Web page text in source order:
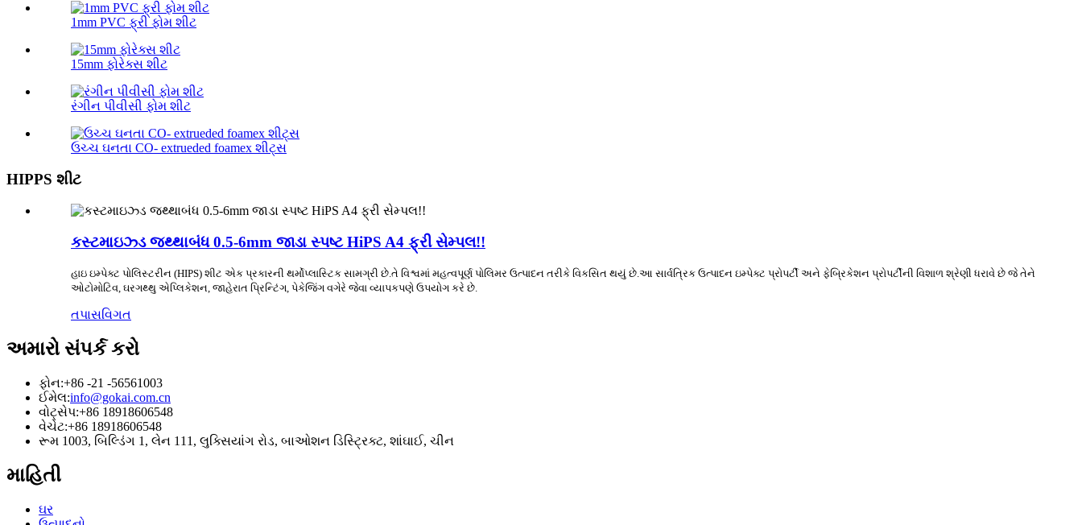
1mm PVC ફ્રી ફોમ શીટ
15mm ફોરેક્સ શીટ
રંગીન પીવીસી ફોમ શીટ
ઉચ્ચ ઘનતા CO- extrueded foamex શીટ્સ
HIPPS શીટ
કસ્ટમાઇઝ્ડ જથ્થાબંધ 0.5-6mm જાડા સ્પષ્ટ HiPS A4 ફ્રી સેમ્પલ!!
હાઇ ઇમ્પેક્ટ પોલિસ્ટરીન (HIPS) શીટ એક પ્રકારની થર્મોપ્લાસ્ટિક સામગ્રી છે.તે વિશ્વમાં મહત્વપૂર્ણ પોલિમર ઉત્પાદન તરીકે વિકસિત થયું છે.આ સાર્વત્રિક ઉત્પાદન ઇમ્પેક્ટ પ્રોપર્ટી અને ફેબ્રિકેશન પ્રોપર્ટીની વિશાળ શ્રેણી ધરાવે છે જે તેને
ઓટોમોટિવ, ઘરગથ્થુ એપ્લિકેશન, જાહેરાત પ્રિન્ટિંગ, પેકેજિંગ વગેરે જેવા વ્યાપકપણે ઉપયોગ કરે છે.
તપાસવિગત
અમારો સંપર્ક કરો
ફોન:+86 -21 -56561003
ઈમેલ:info@gokai.com.cn
વોટ્સેપ:+86 18918606548
વેચેટ:+86 18918606548
રૂમ 1003, બિલ્ડિંગ 1, લેન 111, લુક્સિયાંગ રોડ, બાઓશન ડિસ્ટ્રિક્ટ, શાંઘાઈ, ચીન
માહિતી
ઘર